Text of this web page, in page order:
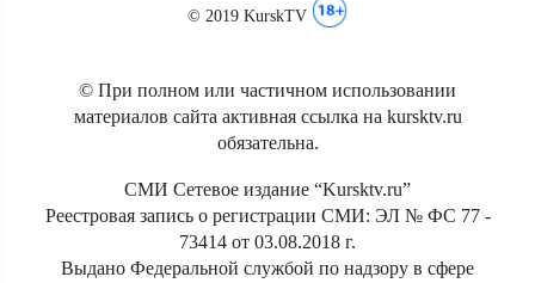
© 2019 KurskTV
© При полном или частичном использовании
материалов сайта активная ссылка на kursktv.ru
обязательна.
СМИ Сетевое издание “Kursktv.ru”
Реестровая запись о регистрации СМИ: ЭЛ № ФС 77 -
73414 от 03.08.2018 г.
Выдано Федеральной службой по надзору в сфере